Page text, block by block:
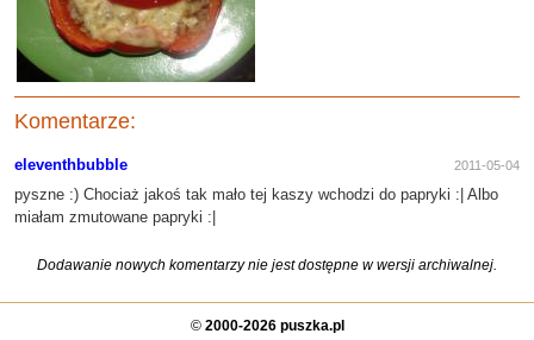
Komentarze:
eleventhbubble 2011-05-04
pyszne :) Chociaż jakoś tak mało tej kaszy wchodzi do papryki :| Albo
miałam zmutowane papryki :|
Dodawanie nowych komentarzy nie jest dostępne w wersji archiwalnej.
© 2000-2026 puszka.pl